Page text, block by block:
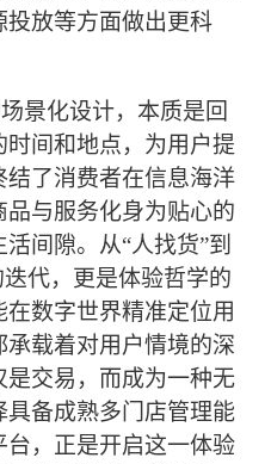
投放等方面做出更科
景化设计，本质是回
间和地点，为用户提
了消费者在信息海洋
与服务化身为贴心的
间隙。从“人找货”到
代，更是体验哲学的
数字世界精准定位用
载着对用户情境的深
交易，而成为一种无
备成熟多门店管理能
，正是开启这一体验